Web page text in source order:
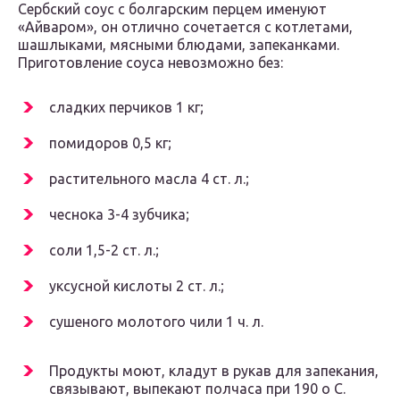
Сербский соус с болгарским перцем именуют
«Айваром», он отлично сочетается с котлетами,
шашлыками, мясными блюдами, запеканками.
Приготовление соуса невозможно без:
сладких перчиков 1 кг;
помидоров 0,5 кг;
растительного масла 4 ст. л.;
чеснока 3-4 зубчика;
соли 1,5-2 ст. л.;
уксусной кислоты 2 ст. л.;
сушеного молотого чили 1 ч. л.
Продукты моют, кладут в рукав для запекания,
связывают, выпекают полчаса при 190 о С.